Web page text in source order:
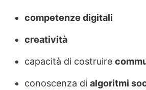
competenze digitali
creatività
capacità di costruire
conoscenza di algoritmi